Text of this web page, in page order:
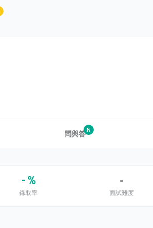
問與答N
- %
錄取率
-
面試難度